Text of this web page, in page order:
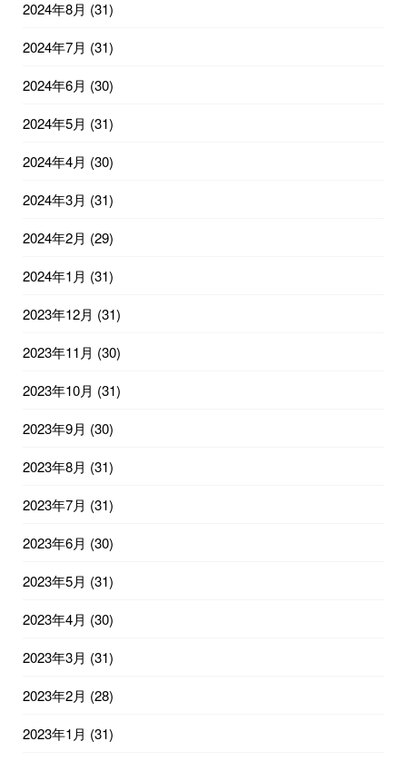
2024年8月 (31)
2024年7月 (31)
2024年6月 (30)
2024年5月 (31)
2024年4月 (30)
2024年3月 (31)
2024年2月 (29)
2024年1月 (31)
2023年12月 (31)
2023年11月 (30)
2023年10月 (31)
2023年9月 (30)
2023年8月 (31)
2023年7月 (31)
2023年6月 (30)
2023年5月 (31)
2023年4月 (30)
2023年3月 (31)
2023年2月 (28)
2023年1月 (31)